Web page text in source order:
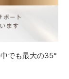
でも最大の35°